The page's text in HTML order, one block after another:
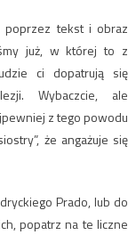
poprzez tekst i obraz
już, w której to z
ci dopatrują się
Wybaczcie, ale
z tego powodu
że angażuje się
Prado, lub do
popatrz na te liczne